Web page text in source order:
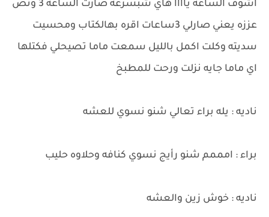
اشوف الساعه ياااا هاي شبسرعه صارت الساعه 3 ونص
عززه يعني صارلي 3ساعات اقره بهالكتاب ومحسيت
سديته وكلت اكمل بالليل سمعت ماما تصيحلي فكتلها
اي ماما جايه نزلت ورحت للمطبخ
ناديه : يله براء تعالي شنو نسوي للعشه
براء : امممم شنو رأيج نسوي كنافه وحلاوه حليب
ناديه : خوش زين والعشه